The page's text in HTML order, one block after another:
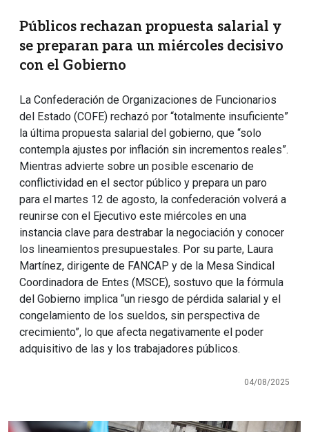
Públicos rechazan propuesta salarial y
se preparan para un miércoles decisivo
con el Gobierno
La Confederación de Organizaciones de Funcionarios
del Estado (COFE) rechazó por “totalmente insuficiente”
la última propuesta salarial del gobierno, que “solo
contempla ajustes por inflación sin incrementos reales”.
Mientras advierte sobre un posible escenario de
conflictividad en el sector público y prepara un paro
para el martes 12 de agosto, la confederación volverá a
reunirse con el Ejecutivo este miércoles en una
instancia clave para destrabar la negociación y conocer
los lineamientos presupuestales. Por su parte, Laura
Martínez, dirigente de FANCAP y de la Mesa Sindical
Coordinadora de Entes (MSCE), sostuvo que la fórmula
del Gobierno implica “un riesgo de pérdida salarial y el
congelamiento de los sueldos, sin perspectiva de
crecimiento”, lo que afecta negativamente el poder
adquisitivo de las y los trabajadores públicos.
04/08/2025